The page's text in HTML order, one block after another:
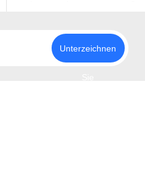
Unterzeichnen